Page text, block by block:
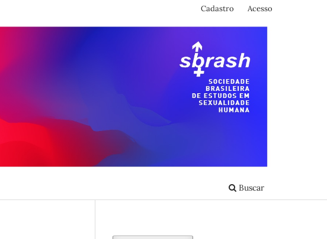
Buscar
Cadastro Acesso